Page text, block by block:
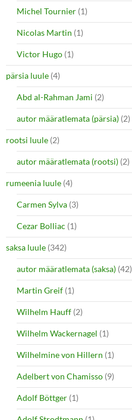
Michel Tournier (1)
Nicolas Martin (1)
Victor Hugo (1)
pärsia luule (4)
Abd al-Rahman Jami (2)
autor määratlemata (pärsia) (2)
rootsi luule (2)
autor määratlemata (rootsi) (2)
rumeenia luule (4)
Carmen Sylva (3)
Cezar Bolliac (1)
saksa luule (342)
autor määratlemata (saksa) (42)
Martin Greif (1)
Wilhelm Hauff (2)
Wilhelm Wackernagel (1)
Wilhelmine von Hillern (1)
Adelbert von Chamisso (9)
Adolf Böttger (1)